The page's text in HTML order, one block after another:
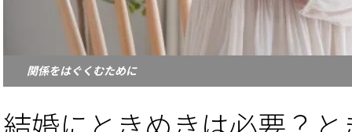
関係をはぐくむために